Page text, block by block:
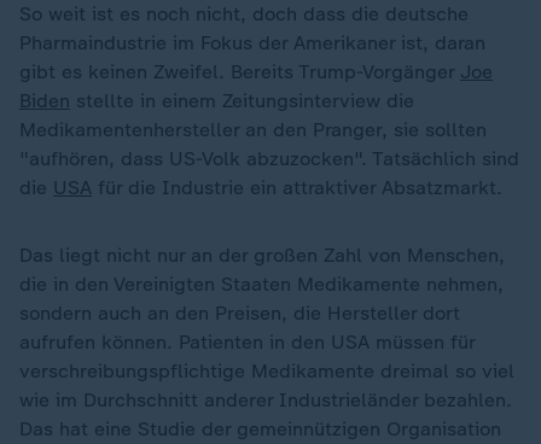
So weit ist es noch nicht, doch dass die deutsche
Pharmaindustrie im Fokus der Amerikaner ist, daran
gibt es keinen Zweifel. Bereits Trump-Vorgänger Joe
Biden stellte in einem Zeitungsinterview die
Medikamentenhersteller an den Pranger, sie sollten
"aufhören, dass US-Volk abzuzocken". Tatsächlich sind
die USA für die Industrie ein attraktiver Absatzmarkt.
Das liegt nicht nur an der großen Zahl von Menschen,
die in den Vereinigten Staaten Medikamente nehmen,
sondern auch an den Preisen, die Hersteller dort
aufrufen können. Patienten in den USA müssen für
verschreibungspflichtige Medikamente dreimal so viel
wie im Durchschnitt anderer Industrieländer bezahlen.
Das hat eine Studie der gemeinnützigen Organisation